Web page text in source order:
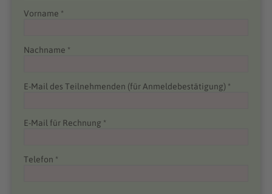
Vorname *
Nachname *
E-Mail des Teilnehmenden (für Anmeldebestätigung) *
E-Mail für Rechnung *
Telefon *